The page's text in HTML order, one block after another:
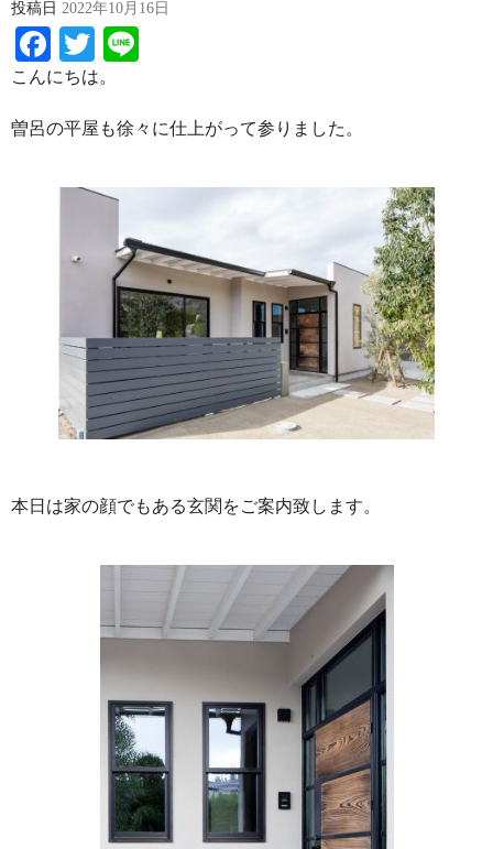
投稿日 2022年10月16日
Facebook
Twitter
こんにちは。
曽呂の平屋も徐々に仕上がって参りました。
本日は家の顔でもある玄関をご案内致します。